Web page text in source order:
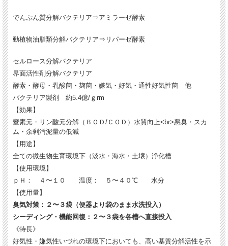
でんぷん質分解バクテリア⇒アミラーゼ酵素
動植物油脂類分解バクテリア⇒リパーゼ酵素
セルロース分解バクテリア
界面活性剤分解バクテリア
酵素・酵母・乳酸菌・麹菌・嫌気・好気・通性好気性菌 他
バクテリア製剤 約5.4億/ｇrm
【効果】
窒素元・リン酸元分解（ＢＯＤ/ＣＯＤ）水質向上<br>悪臭・スカ
ム・余剰汚泥量の低減
【用途】
全ての微生物生育環境下（淡水・海水・土壌）浄化槽
【使用環境】
ｐＨ： ４〜１０ 温度： ５〜４０℃ 水分
【使用量】
臭気対策：２〜３袋（便器より袋のまま水洗投入）
シーディング・機能回復：２〜３袋を各槽へ直接投入
《特長》
好気性・嫌気性いづれの環境下においても、高い基質分解活性を示